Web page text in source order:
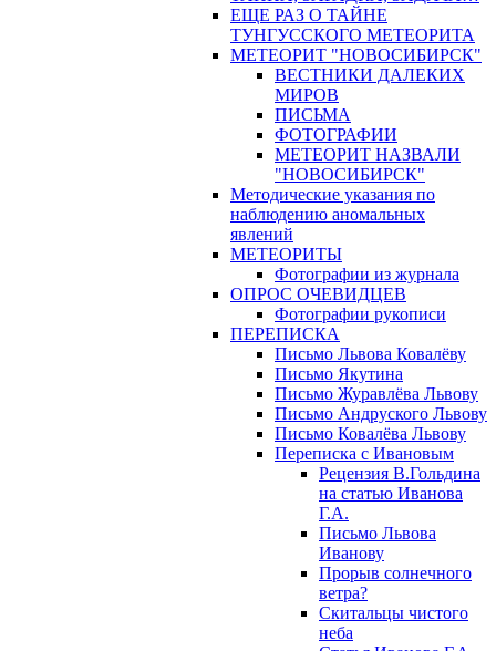
ЕЩЕ РАЗ О ТАЙНЕ
ТУНГУССКОГО МЕТЕОРИТА
МЕТЕОРИТ "НОВОСИБИРСК"
ВЕСТНИКИ ДАЛЕКИХ
МИРОВ
ПИСЬМА
ФОТОГРАФИИ
МЕТЕОРИТ НАЗВАЛИ
"НОВОСИБИРСК"
Методические указания по
наблюдению аномальных
явлений
МЕТЕОРИТЫ
Фотографии из журнала
ОПРОС ОЧЕВИДЦЕВ
Фотографии рукописи
ПЕРЕПИСКА
Письмо Львова Ковалёву
Письмо Якутина
Письмо Журавлёва Львову
Письмо Андруского Львову
Письмо Ковалёва Львову
Переписка с Ивановым
Рецензия В.Гольдина
на статью Иванова
Г.А.
Письмо Львова
Иванову
Прорыв солнечного
ветра?
Скитальцы чистого
неба